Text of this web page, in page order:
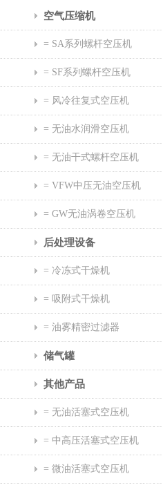
空气压缩机
= SA系列螺杆空压机
= SF系列螺杆空压机
= 风冷往复式空压机
= 无油水润滑空压机
= 无油干式螺杆空压机
= VFW中压无油空压机
= GW无油涡卷空压机
后处理设备
= 冷冻式干燥机
= 吸附式干燥机
= 油雾精密过滤器
储气罐
其他产品
= 无油活塞式空压机
= 中高压活塞式空压机
= 微油活塞式空压机